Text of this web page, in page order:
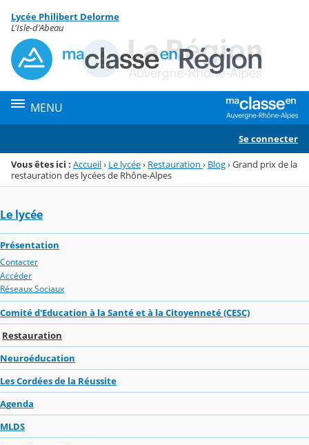
Menu de la rubrique
Contenu
Lycée Philibert Delorme
L'Isle-d'Abeau
MENU
Se connecter
Vous êtes ici : Accueil› Le lycée› Restauration › Blog›Grand prix de la
restauration des lycées de Rhône-Alpes
Le lycée
Présentation
Contacter
Accéder
Réseaux Sociaux
Comité d'Education à la Santé et à la Citoyenneté (CESC)
Restauration
Neuroéducation
Les Cordées de la Réussite
Agenda
MLDS